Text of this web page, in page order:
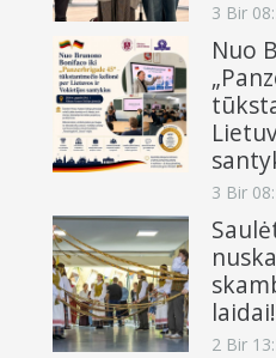
3 Bir
Nuo
3 Bir
laidai!
2 Bir